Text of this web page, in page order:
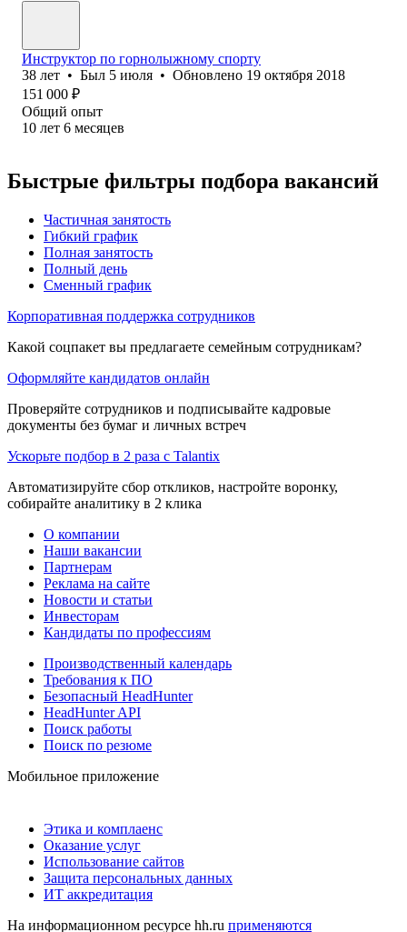
Инструктор по горнолыжному спорту
38 лет • Был 5 июля • Обновлено 19 октября 2018
151 000 ₽
Общий опыт
10 лет 6 месяцев
Быстрые фильтры подбора вакансий
Частичная занятость
Гибкий график
Полная занятость
Полный день
Сменный график
Корпоративная поддержка сотрудников
Какой соцпакет вы предлагаете семейным сотрудникам?
Оформляйте кандидатов онлайн
Проверяйте сотрудников и подписывайте кадровые
документы без бумаг и личных встреч
Ускорьте подбор в 2 раза с Talantix
Автоматизируйте сбор откликов, настройте воронку,
собирайте аналитику в 2 клика
О компании
Наши вакансии
Партнерам
Реклама на сайте
Новости и статьи
Инвесторам
Кандидаты по профессиям
Производственный календарь
Требования к ПО
Безопасный HeadHunter
HeadHunter API
Поиск работы
Поиск по резюме
Мобильное приложение
Этика и комплаенс
Оказание услуг
Использование сайтов
Защита персональных данных
ИТ аккредитация
На информационном ресурсе hh.ru применяются